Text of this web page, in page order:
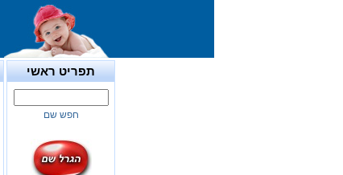
תפריט ראשי
חפש שם